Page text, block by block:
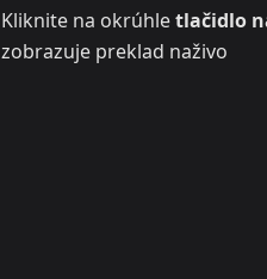
Kliknite na okrúhletlačidlo
zobrazuje preklad naživo